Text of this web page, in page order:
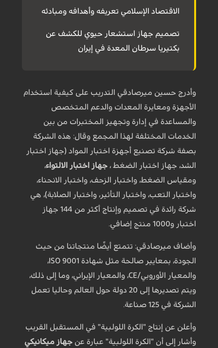
الاقتصاد الإسلامي تعريفه وأهدافه ومبادئه
تصميم جهاز استشعار حيوي للكشف عن
بكتيريا سرطان المعدة في إيران
وأدرج حسين ميرصادقي التدريب على كيفية استخدام
الأجهزة ومعايرة المعدات والدعم المتخصص
والمساعدة في إدارة وتجهيز المختبرات من بين
الخدمات المختلفة لهذا المجمع وقال: هذه الشركة
بصفة شركة تصنيع أجهزة اختبار المواد (جهاز اختبار
الشد، جهاز اختبار الضغط ، جهاز اختبار الالتواء،
ومقياس الضغط، واختبار الزحف، واختبار الانحناء،
واختبار التعب، واختبار التأثير، واختبار الصلابة)، هي
شركة رائدة في تصميم وإنتاج أكثر من 144 جهاز
اختبار و1000 منتج إضافي.
وأضاف ميرصادقي: تتمتع أيضًا منتجاتنا من حيث
الجودة، بمعايير صالحة مثل شهادة ISO 9001،
والمعيار الأوروبي/CE، والمعيار الإيراني، وما إلى ذلك،
ويتم تصديرها إلى 20 دولة حول العالم وحاليا تعمل
الشركة في 125 صناعة.
وأعلن عن إنتاج "الكرة اللولبية" في المستقبل القريب
وأشار إلى أن "الكرة اللولبية" عبارة عن جهاز ميكانيكي